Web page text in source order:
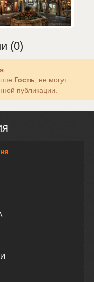
(0)
Гость , не могут
публикации.